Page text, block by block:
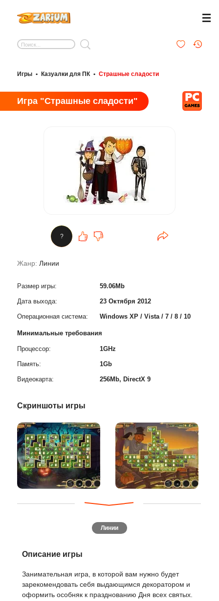
Игры • Казуалки для ПК • Страшные сладости
Игра "Страшные сладости"
Жанр: Линии
Размер игры: 59.06Mb
Дата выхода: 23 Октября 2012
Операционная система: Windows XP / Vista / 7 / 8 / 10
Минимальные требования
Процессор: 1GHz
Память: 1Gb
Видеокарта: 256Mb, DirectX 9
?
Скриншоты игры
Линии
Описание игры
Занимательная игра, в которой вам нужно будет
зарекомендовать себя выдающимся декоратором и
оформить особняк к празднованию Дня всех святых.